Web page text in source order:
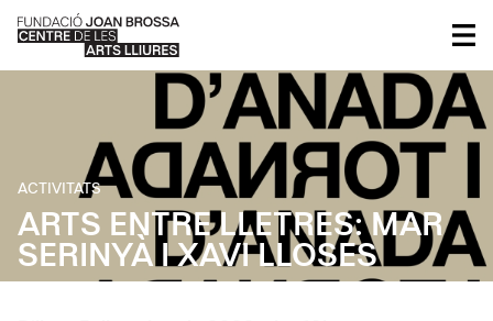
ACTIVITATS
ARTS ENTRE LLETRES: MAR
SERINYÀ I XAVI LLOSES